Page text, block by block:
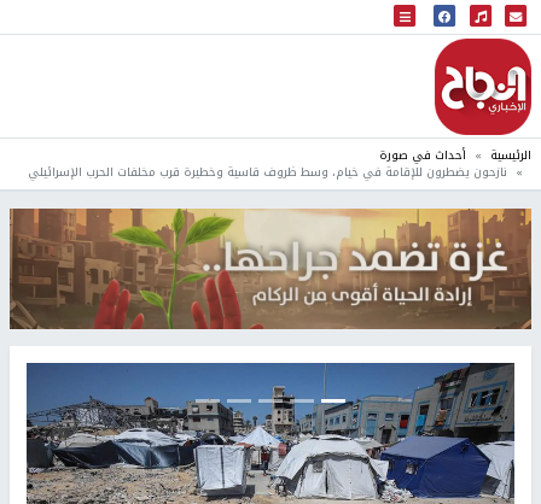
البث المباشر
إذاعة النجاح
الرئيسية أحداث في صورة
نازحون يضطرون للإقامة في خيام، وسط ظروف قاسية وخطيرة قرب مخلفات الحرب الإسرائيلي